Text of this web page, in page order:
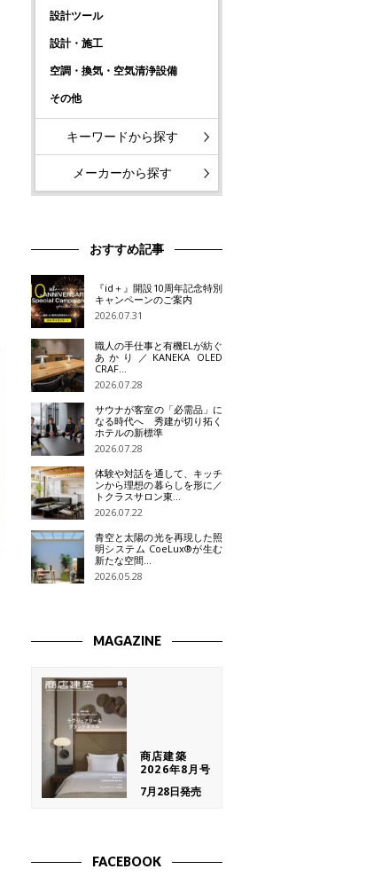
設計ツール
設計・施工
空調・換気・空気清浄設備
その他
キーワードから探す
メーカーから探す
おすすめ記事
『id＋』開設10周年記念特別
キャンペーンのご案内
2026.07.31
職人の手仕事と有機ELが紡ぐ
あかり／KANEKA OLED
CRAF…
2026.07.28
サウナが客室の「必需品」に
なる時代へ 秀建が切り拓く
ホテルの新標準
2026.07.28
体験や対話を通して、キッチ
ンから理想の暮らしを形に／
トクラスサロン東…
2026.07.22
青空と太陽の光を再現した照
明システム CoeLux®が生む
新たな空間…
2026.05.28
MAGAZINE
商店建築
2026年8月号
7月28日発売
FACEBOOK